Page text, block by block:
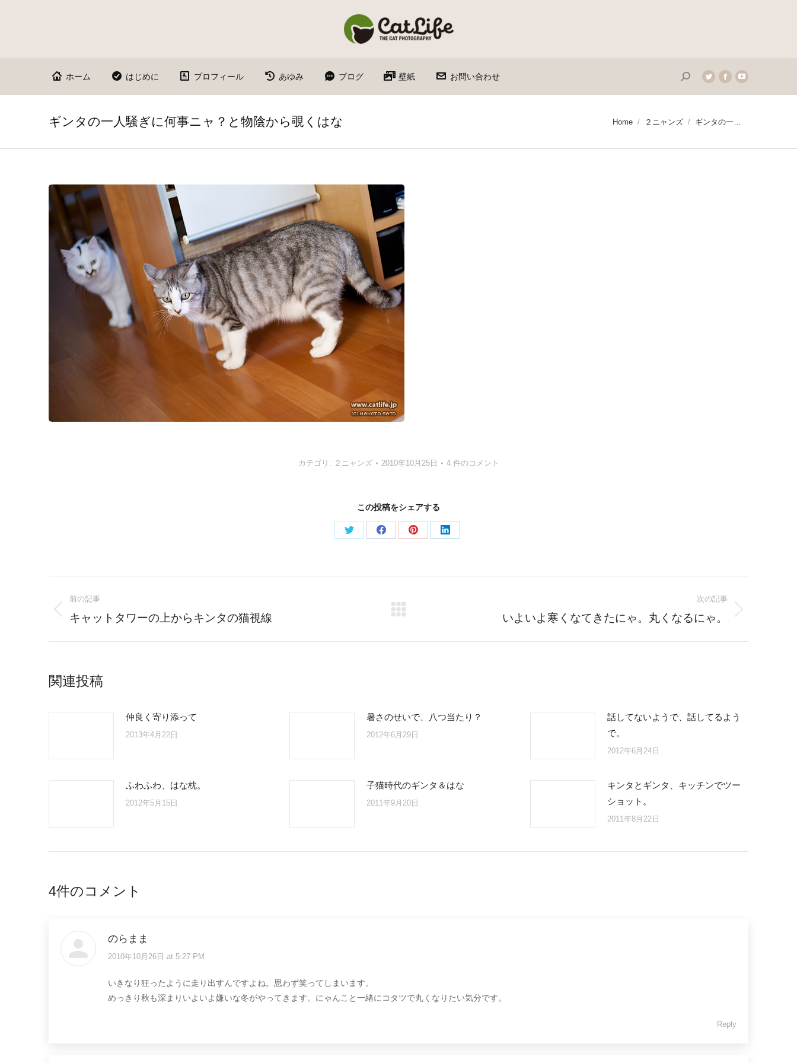
ホーム はじめに プロフィール あゆみ ブログ 壁紙 お問い合わせ Search:Twitter
page
in
window
Facebook
page
in
window
YouTube
page
window
ギンタの一人騒ぎに何事ニャ？と物陰から覗くはな You are here:
Home ２ニャンズ ギンタの一…
カテゴリ: ２ニャンズ 2010年10月25日 4 件のコメント
この投稿をシェアする
Share
Share
Share
Share
navigation
前の記事
Previous
キャットタワーの上からキンタの猫視線
次の記事
いよいよ寒くなてきたにゃ。丸くなるにゃ。
関連投稿
仲良く寄り添って
2013年4月22日
暑さのせいで、八つ当たり？
2012年6月29日
話してないようで、話してるよう
で。
2012年6月24日
ふわふわ、はな枕。
2012年5月15日
子猫時代のギンタ＆はな
2011年9月20日
キンタとギンタ、キッチンでツー
ショット。
2011年8月22日
4件のコメント
のらまま
says:
2010年10月26日 at 5:27 PM
いきなり狂ったように走り出すんですよね。思わず笑ってしまいます。
めっきり秋も深まりいよいよ嫌いな冬がやってきます。にゃんこと一緒にコタツで丸くなりたい気分です。
Reply